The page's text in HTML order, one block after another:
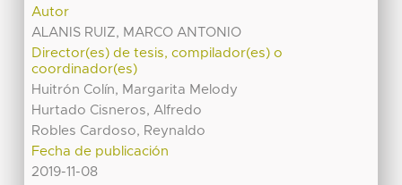
Autor
ALANIS RUIZ, MARCO ANTONIO
Director(es) de tesis, compilador(es) o
coordinador(es)
Huitrón Colín, Margarita Melody
Hurtado Cisneros, Alfredo
Robles Cardoso, Reynaldo
Fecha de publicación
2019-11-08